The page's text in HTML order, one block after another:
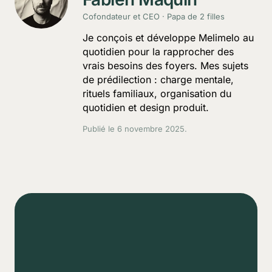
Cofondateur et CEO · Papa de 2 filles
Je conçois et développe Melimelo au
quotidien pour la rapprocher des
vrais besoins des foyers. Mes sujets
de prédilection : charge mentale,
rituels familiaux, organisation du
quotidien et design produit.
Publié le 6 novembre 2025.